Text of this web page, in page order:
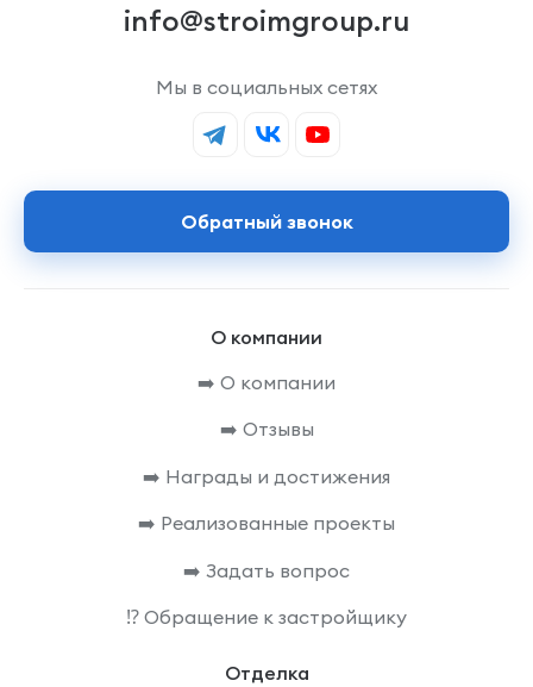
О компании
➡️ О компании
➡️ Отзывы
➡️ Награды и достижения
➡️ Реализованные проекты
➡️ Задать вопрос
⁉️ Обращение к застройщику
Отделка
info@stroimgroup.ru
Мы в социальных сетях
Обратный звонок